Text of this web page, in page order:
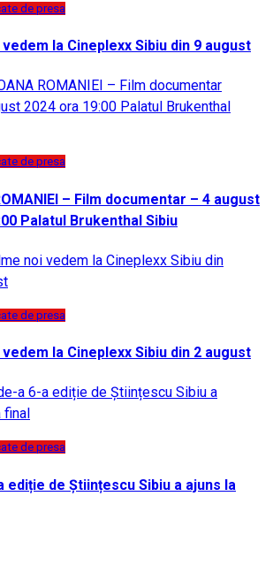
de presa
la Cineplexx Sibiu din 9 august
de presa
– Film documentar – 4 august
Palatul Brukenthal Sibiu
de presa
la Cineplexx Sibiu din 2 august
de presa
ediție de Științescu Sibiu a ajuns la